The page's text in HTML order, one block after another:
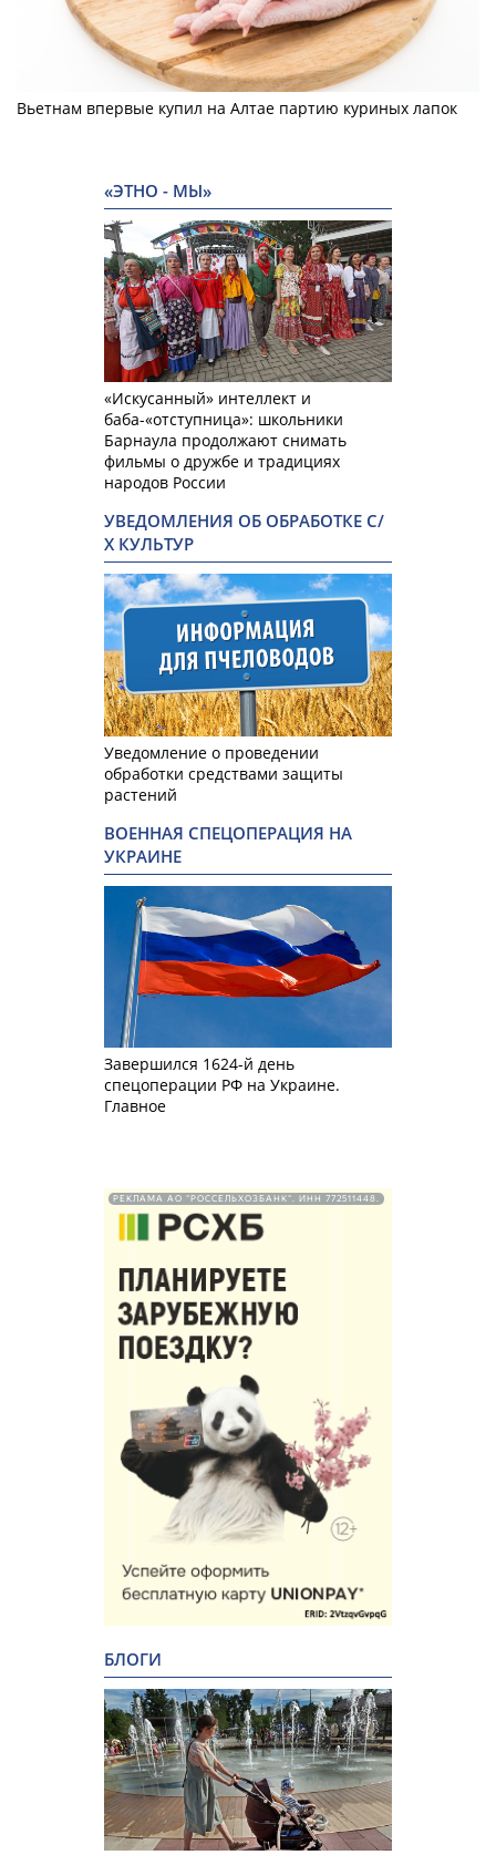
Вьетнам впервые купил на Алтае партию куриных лапок
«ЭТНО - МЫ»
«Искусанный» интеллект и
баба-«отступница»: школьники
Барнаула продолжают снимать
фильмы о дружбе и традициях
народов России
УВЕДОМЛЕНИЯ ОБ ОБРАБОТКЕ С/
Х КУЛЬТУР
Уведомление о проведении
обработки средствами защиты
растений
ВОЕННАЯ СПЕЦОПЕРАЦИЯ НА
УКРАИНЕ
Завершился 1624-й день
спецоперации РФ на Украине.
Главное
РЕКЛАМА АО "РОССЕЛЬХОЗБАНК". ИНН 772511448.
БЛОГИ